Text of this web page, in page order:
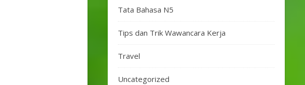
Tata Bahasa N5
Tips dan Trik Wawancara Kerja
Travel
Uncategorized